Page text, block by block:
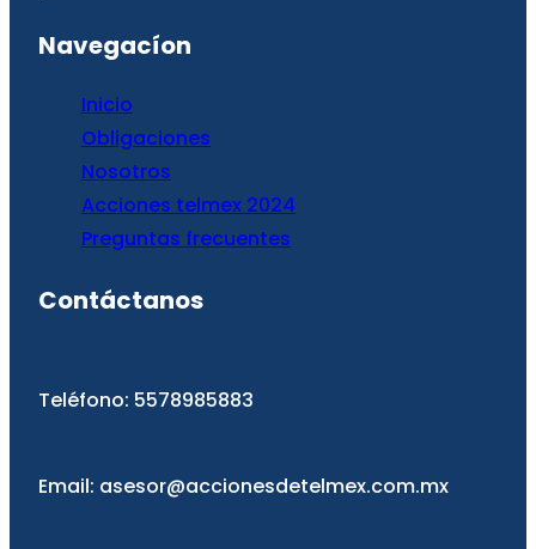
Navegacíon
Inicio
Obligaciones
Nosotros
Acciones telmex 2024
Preguntas frecuentes
Contáctanos
Teléfono: 5578985883
Email: asesor@accionesdetelmex.com.mx